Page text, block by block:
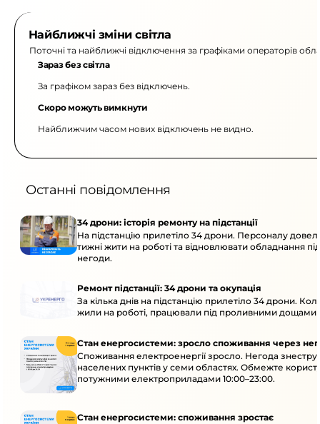
Найближчі зміни світла
Поточні та найближчі відключення за графіками операторів
Зараз без світла
За графіком зараз без відключень.
Скоро можуть вимкнути
Найближчим часом нових відключень не видно.
Останні повідомлення
34 дрони: історія ремонту на підстанції
На підстанцію прилетіло 34 дрони. Персоналу
тижні жити на роботі та відновлювати обладнання під
негоди.
Ремонт підстанції: 34 дрони та окупація
За кілька днів на підстанцію прилетіло 34 дрони.
жили на роботі, працювали під проливними дощами
Стан енергосистеми: зросло споживання через
Споживання електроенергії зросло. Негода
населених пунктів у семи областях. Обмежте
потужними електроприладами 10:00–23:00.
Стан енергосистеми: споживання зростає